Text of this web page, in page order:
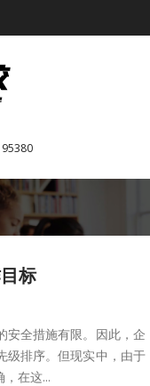
标
安全措施有限。因此，企
级排序。但现实中，由于
在这...